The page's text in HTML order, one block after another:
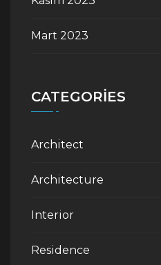
Mart 2023
CATEGORIES
Architect
Architecture
Interior
Residence